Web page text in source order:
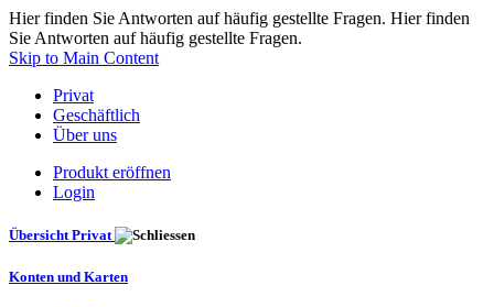
Hier finden Sie Antworten auf häufig gestellte Fragen. Hier finden
Sie Antworten auf häufig gestellte Fragen.
Skip to Main Content
Privat
Geschäftlich
Über uns
Produkt eröffnen
Login
Übersicht Privat
Konten und Karten